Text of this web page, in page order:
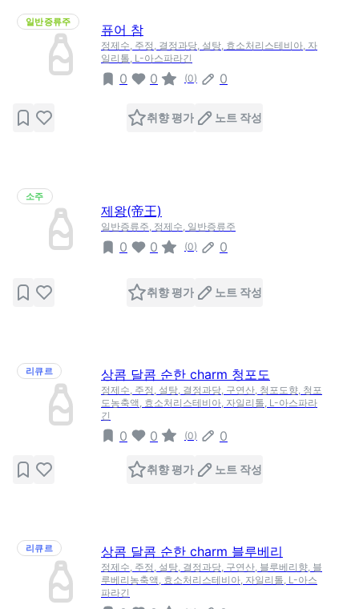
일반증류주
퓨어 참
정제수, 주정, 결정과당, 설탕, 효소처리스테비아, 자
일리톨, L-아스파라긴
0 0 (0) 0
취향 평가 노트 작성
소주
제왕(帝王)
일반증류주, 정제수, 일반증류주
0 0 (0) 0
취향 평가 노트 작성
리큐르 상콤 달콤 순한 charm 청포도
정제수, 주정, 설탕, 결정과당, 구연산, 청포도향, 청포
도농축액, 효소처리스테비아, 자일리톨, L-아스파라
긴
0 0 (0) 0
취향 평가 노트 작성
리큐르 상콤 달콤 순한 charm 블루베리
정제수, 주정, 설탕, 결정과당, 구연산, 블루베리향, 블
루베리농축액, 효소처리스테비아, 자일리톨, L-아스
파라긴